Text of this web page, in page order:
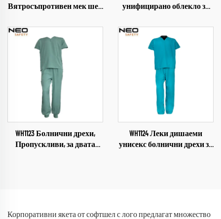
Вятросъпротивен мек шел
Облекло за къмпинг и
походи, Меко яке за мъже,
яке с отмываем капюшон
унифицирано облекло за
Индустриални
медицински униформи с V-
образно деколте
Комплекти болнични
униформи Работно
облекло за болница
WH1123 Болнични дрехи,
Пропускливи, за двата
WH1124 Леки дишаеми
унисекс болнични дрехи за
Корпоративни якета от софтшел с лого предлагат множество